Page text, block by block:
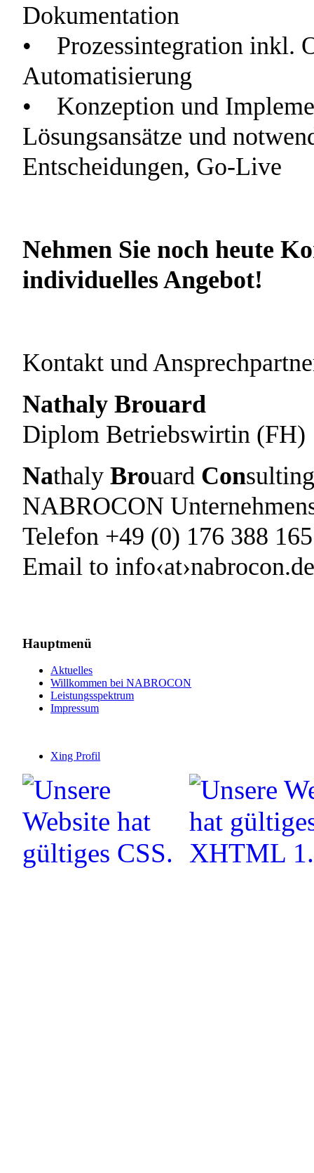
Dokumentation
• Prozessintegration inkl.
Automatisierung
• Konzeption und
Lösungsansätze und
Entscheidungen, Go-Live
Nehmen Sie noch heute
individuelles Angebot!
Kontakt und
Nathaly Brouard
Diplom Betriebswirtin (FH)
NathalyBrouard Con
NABROCON
Telefon +49 (0) 176 388
Email to
Hauptmenü
Aktuelles
Willkommen bei NABROCON
Leistungsspektrum
Impressum
Xing Profil